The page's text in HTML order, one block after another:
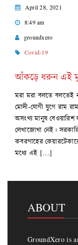
April 28, 2021
8:49 am
groundxero
Covid-19
আঁকড়ে ধরুন এই
মরা মরা বলতে বলতেই
মোদী-যোগী যুগে রাম
অসংখ্য মানুষ
লেখাজোখা নেই।
কবরগাহের
মধ্যে এই […]
ABOUT
GroundXero is